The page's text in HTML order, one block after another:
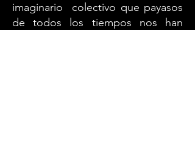
imaginario colectivo que payasos
de todos los tiempos nos han